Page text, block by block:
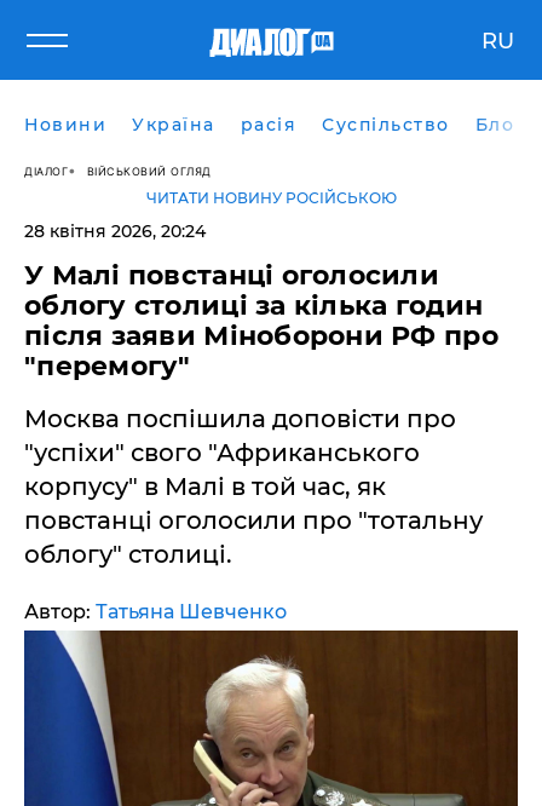
RU
Новини Україна расія Суспільство Блоги
ДІАЛОГ ВІЙСЬКОВИЙ ОГЛЯД
ЧИТАТИ НОВИНУ РОСІЙСЬКОЮ
28 квітня 2026, 20:24
​У Малі повстанці оголосили
облогу столиці за кілька годин
після заяви Міноборони РФ про
"перемогу"
Москва поспішила доповісти про
"успіхи" свого "Африканського
корпусу" в Малі в той час, як
повстанці оголосили про "тотальну
облогу" столиці.
Автор: Татьяна Шевченко